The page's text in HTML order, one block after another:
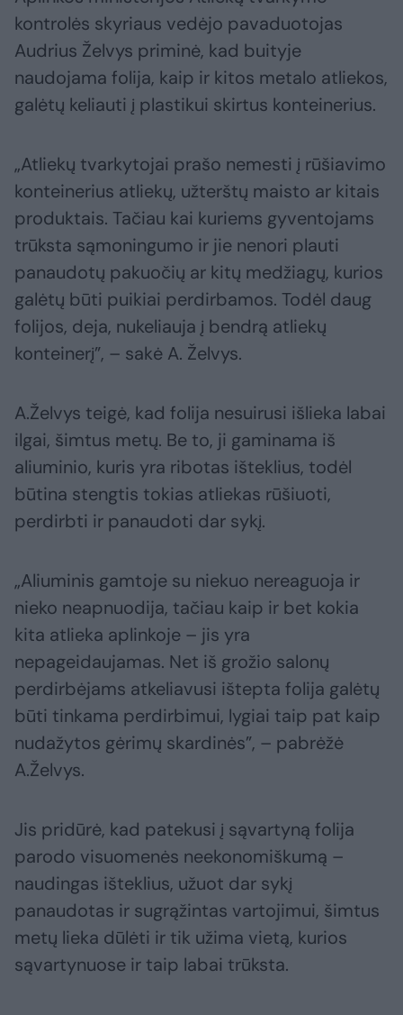
kontrolės skyriaus vedėjo pavaduotojas
Audrius Želvys priminė, kad buityje
naudojama folija, kaip ir kitos metalo atliekos,
galėtų keliauti į plastikui skirtus konteinerius.
„Atliekų tvarkytojai prašo nemesti į rūšiavimo
konteinerius atliekų, užterštų maisto ar kitais
produktais. Tačiau kai kuriems gyventojams
trūksta sąmoningumo ir jie nenori plauti
panaudotų pakuočių ar kitų medžiagų, kurios
galėtų būti puikiai perdirbamos. Todėl daug
folijos, deja, nukeliauja į bendrą atliekų
konteinerį”, – sakė A. Želvys.
A.Želvys teigė, kad folija nesuirusi išlieka labai
ilgai, šimtus metų. Be to, ji gaminama iš
aliuminio, kuris yra ribotas išteklius, todėl
būtina stengtis tokias atliekas rūšiuoti,
perdirbti ir panaudoti dar sykį.
„Aliuminis gamtoje su niekuo nereaguoja ir
nieko neapnuodija, tačiau kaip ir bet kokia
kita atlieka aplinkoje – jis yra
nepageidaujamas. Net iš grožio salonų
perdirbėjams atkeliavusi ištepta folija galėtų
būti tinkama perdirbimui, lygiai taip pat kaip
nudažytos gėrimų skardinės”, – pabrėžė
A.Želvys.
Jis pridūrė, kad patekusi į sąvartyną folija
parodo visuomenės neekonomiškumą –
naudingas išteklius, užuot dar sykį
panaudotas ir sugrąžintas vartojimui, šimtus
metų lieka dūlėti ir tik užima vietą, kurios
sąvartynuose ir taip labai trūksta.